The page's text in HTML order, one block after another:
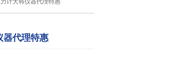
计大韩仪器代理特惠
器代理特惠